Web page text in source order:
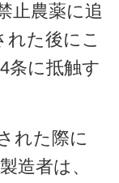
農薬に追
れた後にこ
条に抵触す
れた際に
造者は、